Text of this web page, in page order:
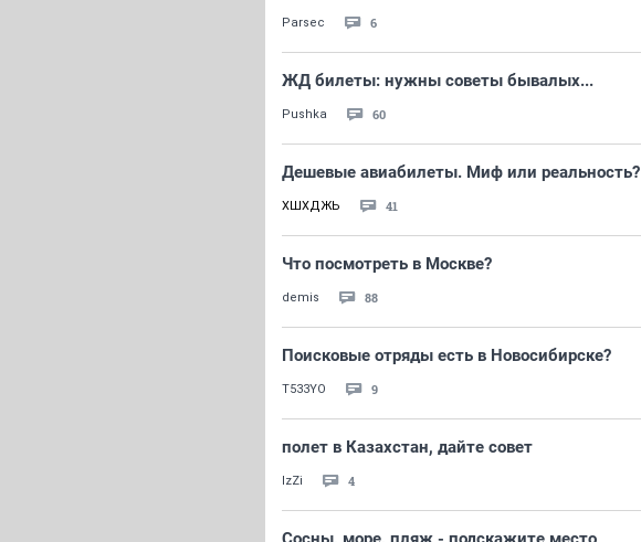
Parsec 6
ЖД билеты: нужны советы бывалых...
Pushka 60
Дешевые авиабилеты. Миф или реальность?
ХШХДЖЬ 41
Что посмотреть в Москве?
demis 88
Поисковые отряды есть в Новосибирске?
T533YO 9
полет в Казахстан, дайте совет
IzZi 4